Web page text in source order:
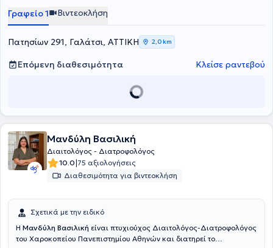
Γραφείο 1 Βιντεοκλήση
Πατησίων 291, Γαλάτσι, ΑΤΤΙΚΗ 2,0 km
Επόμενη διαθεσιμότητα Κλείσε ραντεβού
Μανδύλη Βασιλική
Διαιτολόγος - Διατροφολόγος
10.0|75 αξιολογήσεις
Διαθεσιμότητα για βιντεοκλήση
Σχετικά με την ειδικό
Η Μανδύλη Βασιλική είναι πτυχιούχος Διαιτολόγος-Διατροφολόγος
του Χαροκοπείου Πανεπιστημίου Αθηνών και διατηρεί το